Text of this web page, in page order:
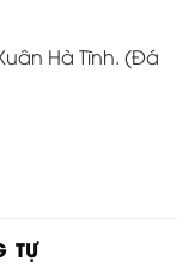
Hà Tĩnh. (Đá
TỰ